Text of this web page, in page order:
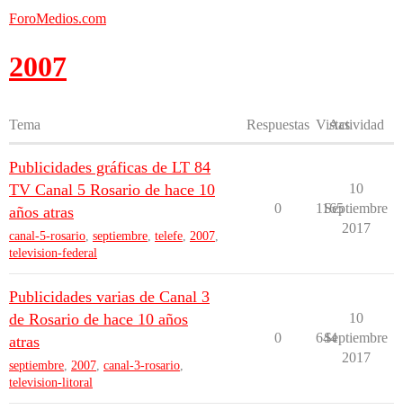
ForoMedios.com
2007
Tema Respuestas Vistas
Actividad
Publicidades gráficas de LT 84
TV Canal 5 Rosario de hace 10
años atras
canal-5-rosario, septiembre, telefe, 2007,
television-federal
0 1165
10
Septiembre
2017
Publicidades varias de Canal 3
de Rosario de hace 10 años
atras
septiembre, 2007, canal-3-rosario,
television-litoral
0 644
10
Septiembre
2017